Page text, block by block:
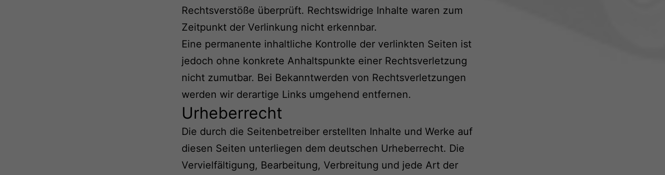
Rechtsverstöße überprüft. Rechtswidrige Inhalte waren zum
Zeitpunkt der Verlinkung nicht erkennbar.
Eine permanente inhaltliche Kontrolle der verlinkten Seiten ist
jedoch ohne konkrete Anhaltspunkte einer Rechtsverletzung
nicht zumutbar. Bei Bekanntwerden von Rechtsverletzungen
werden wir derartige Links umgehend entfernen.
Urheberrecht
Die durch die Seitenbetreiber erstellten Inhalte und Werke auf
diesen Seiten unterliegen dem deutschen Urheberrecht. Die
Vervielfältigung, Bearbeitung, Verbreitung und jede Art der